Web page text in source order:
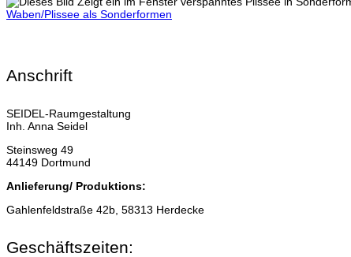
Waben/Plissee als Sonderformen
Anschrift
SEIDEL-Raumgestaltung
Inh. Anna Seidel
Steinsweg 49
44149 Dortmund
Anlieferung/ Produktions:
Gahlenfeldstraße 42b, 58313 Herdecke
Geschäftszeiten: